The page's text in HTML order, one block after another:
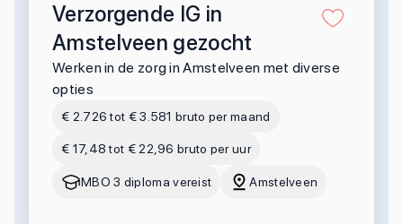
Verzorgende IG in
Amstelveen gezocht
Werken in de zorg in Amstelveen met diverse
opties
€ 2.726 tot € 3.581 bruto per maand
€ 17,48 tot € 22,96 bruto per uur
MBO 3 diploma vereist Amstelveen